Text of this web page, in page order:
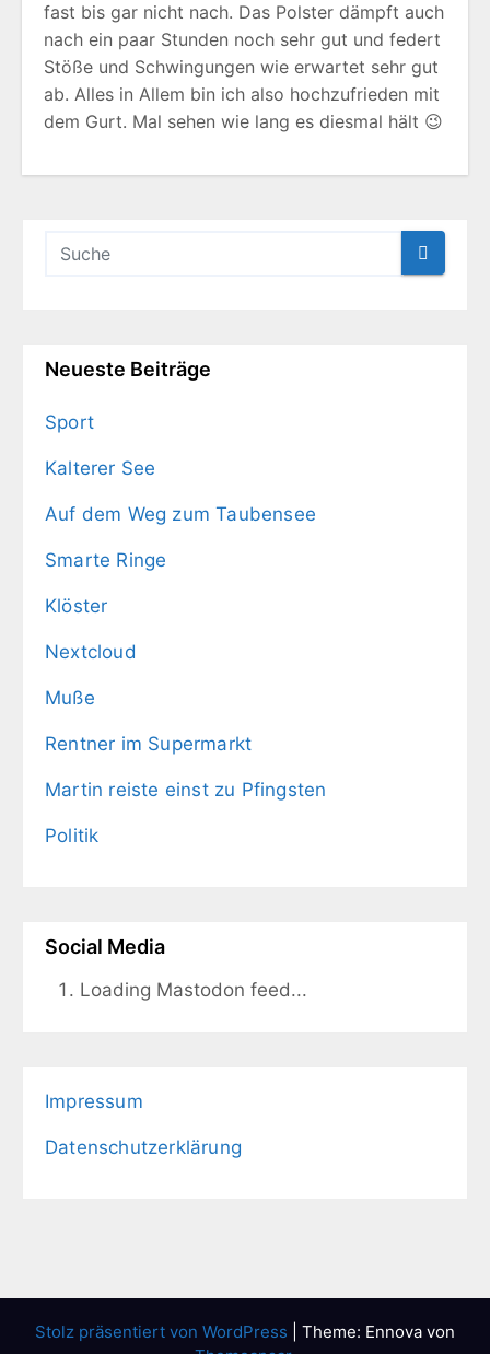
fast bis gar nicht nach. Das Polster dämpft auch
nach ein paar Stunden noch sehr gut und federt
Stöße und Schwingungen wie erwartet sehr gut
ab. Alles in Allem bin ich also hochzufrieden mit
dem Gurt. Mal sehen wie lang es diesmal hält 😉
Neueste Beiträge
Sport
Kalterer See
Auf dem Weg zum Taubensee
Smarte Ringe
Klöster
Nextcloud
Muße
Rentner im Supermarkt
Martin reiste einst zu Pfingsten
Politik
Social Media
Loading Mastodon feed...
Impressum
Datenschutzerklärung
Stolz präsentiert von WordPress
Theme: Ennova von